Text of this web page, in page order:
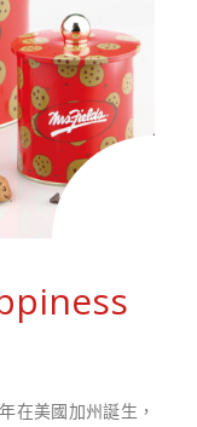
在美國加州誕生，